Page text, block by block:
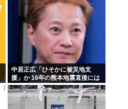
中居正広「ひそかに被災地支
援」か 16年の熊本地震直後には
現地で炊き出し “誰にも知られな
くて良い”と、強まる福祉活動へ
の思い